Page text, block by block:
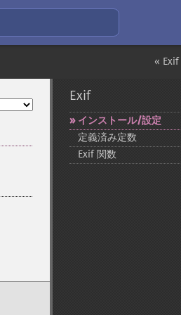
« Exif
Exif
インストール/設定
定義済み定数
Exif 関数